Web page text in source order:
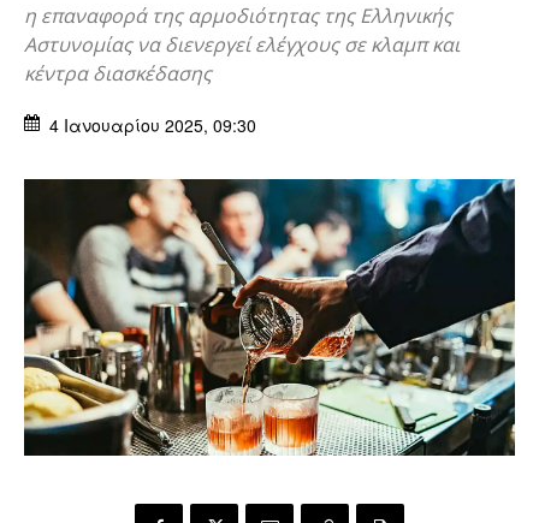
η επαναφορά της αρμοδιότητας της Ελληνικής
Αστυνομίας να διενεργεί ελέγχους σε κλαμπ και
κέντρα διασκέδασης
4 Ιανουαρίου 2025, 09:30